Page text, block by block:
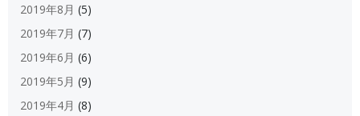
2019年8月 (5)
2019年7月 (7)
2019年6月 (6)
2019年5月 (9)
2019年4月 (8)